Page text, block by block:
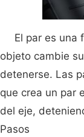
El par es una
objeto cambie
detenerse. Las
que crea un par
del eje,
Pasos